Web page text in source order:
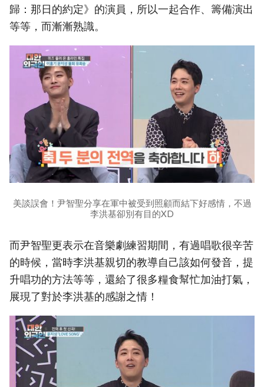
歸：那日的約定》的演員，所以一起合作、籌備演出
等等，而漸漸熟識。
美談誤會！尹智聖分享在軍中被受到照顧而結下好感情，不過
李洪基卻別有目的XD
而尹智聖更表示在音樂劇練習期間，有過唱歌很辛苦
的時候，當時李洪基親切的教導自己該如何發音，提
升唱功的方法等等，還給了很多糧食幫忙加油打氣，
展現了對於李洪基的感謝之情！